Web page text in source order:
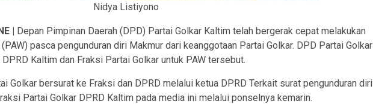
Nidya Listiyono
| Depan Pimpinan Daerah (DPD) Partai Golkar Kaltim telah bergerak cepat melakukan
pasca pengunduran diri Makmur dari keanggotaan Partai Golkar. DPD Partai Golkar
Kaltim dan Fraksi Partai Golkar untuk PAW tersebut.
Golkar bersurat ke Fraksi dan DPRD melalui ketua DPRD Terkait surat pengunduran diri
Partai Golkar DPRD Kaltim pada media ini melalui ponselnya kemarin.